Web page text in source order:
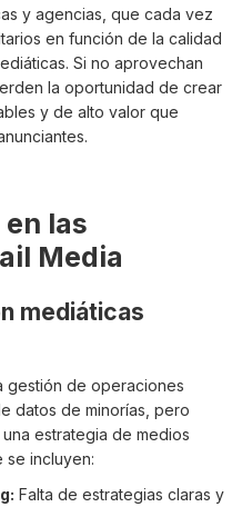
y agencias, que cada vez
en función de la calidad
Si no aprovechan
la oportunidad de crear
y de alto valor que
las
Media
mediáticas
gestión de operaciones
datos de minorías, pero
estrategia de medios
se incluyen:
Falta de estrategias claras y